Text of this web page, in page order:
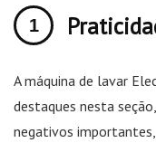
A máquina de lavar
destaques nesta
negativos